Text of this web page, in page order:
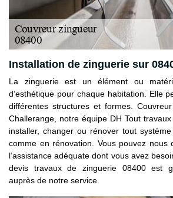
Installation de zinguerie sur
La zinguerie est un élément ou
d’esthétique pour chaque habitation. Elle
différentes structures et formes.
Challerange, notre équipe DH Tout
installer, changer ou rénover tout
comme en rénovation. Vous pouvez nous
l’assistance adéquate dont vous avez
devis travaux de zinguerie 08400 est
auprès de notre service.